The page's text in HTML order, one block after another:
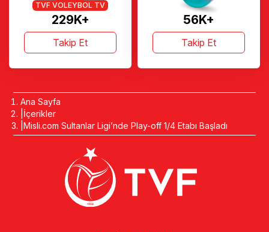
229K+
TVF VOLEYBOL TV
Takip Et
56K+
Takip Et
Ana Sayfa
İçerikler
Misli.com Sultanlar Ligi’nde Play-off 1/4 Etabı Başladı